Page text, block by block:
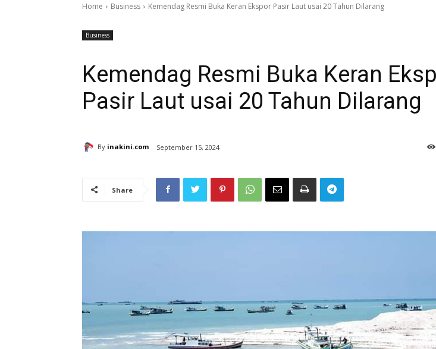
Home Business Kemendag Resmi Buka Keran Ekspor Pasir Laut usai 20 Tahun Dilarang
Business
Kemendag Resmi Buka Keran
Pasir Laut usai 20 Tahun Dilarang
By inakini.com September 15, 2024
Share